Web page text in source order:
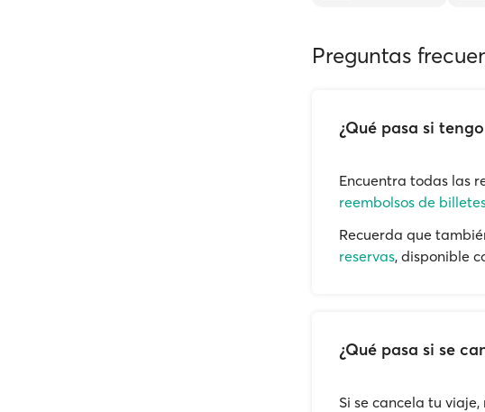
Preguntas
¿Qué pasa si
Encuentra todas las
reembolsos de
Recuerda que
reservas, disponible
¿Qué pasa si se
Si se cancela tu